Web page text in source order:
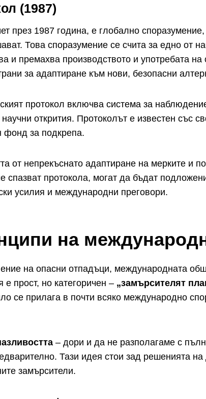
(1987)
през 1987 година, е глобално споразумение,
Това споразумение се счита за едно от
и премахва производството и употребата
за адаптиране към нови, безопасни
протокол включва система за
открития. Протоколът е известен със
фонд за подкрепа.
от непрекъснато адаптиране на мерките и
спазват протокола, могат да бъдат
усилия и международни преговори.
на
на опасни отпадъци, международната
прост, но категоричен – „замърсителят
се прилага в почти всяко международно
– дори и да не разполагаме с
Тази идея стои зад решенията
замърсители.